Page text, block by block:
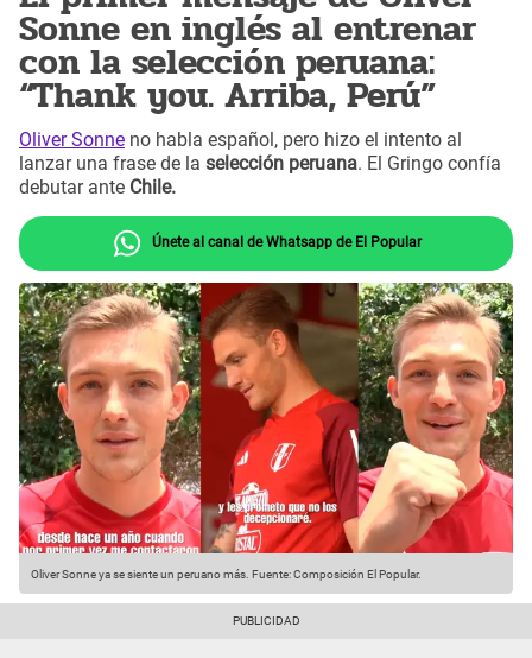
Sonne en inglés al entrenar
con la selección peruana:
“Thank you. Arriba, Perú”
Oliver Sonne no habla español, pero hizo el intento al
lanzar una frase de la selección peruana. El Gringo confía
debutar ante Chile.
Únete al canal de Whatsapp de El Popular
Oliver Sonne ya se siente un peruano más. Fuente: Composición El Popular.